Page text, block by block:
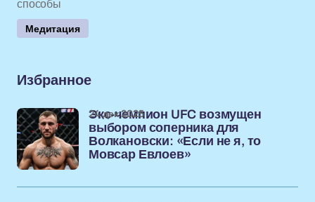
способы
Медитация
Избранное
Экс-чемпион UFC возмущен
выбором соперника для
Волкановски: «Если не я, то
Мовсар Евлоев»
24 дек 2025